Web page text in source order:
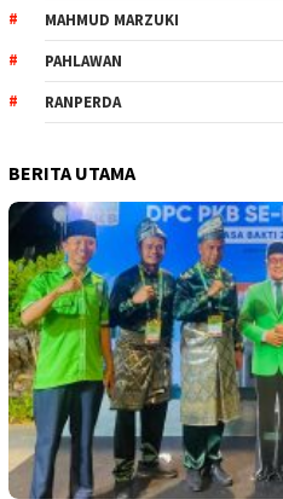
MAHMUD MARZUKI
PAHLAWAN
RANPERDA
BERITA UTAMA